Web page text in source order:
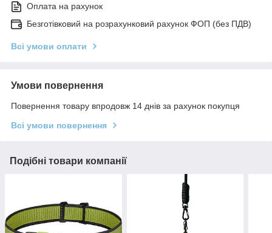
Оплата на рахунок
Безготівковий на розрахунковий рахунок ФОП (без ПДВ)
Всі умови оплати
Умови повернення
Повернення товару впродовж 14 днів за рахунок покупця
Всі умови повернення
Подібні товари компанії